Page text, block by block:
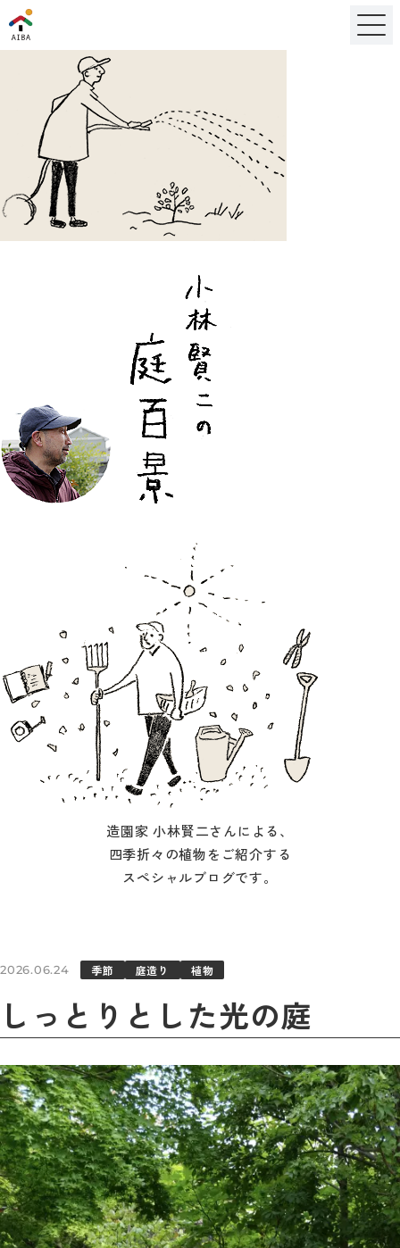
造園家 小林賢二さんによる、
四季折々の植物をご紹介する
スペシャルブログです。
2026.06.24 季節 庭造り 植物
しっとりとした光の庭